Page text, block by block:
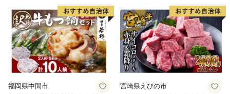
福岡県中間市 宮崎県えびの市